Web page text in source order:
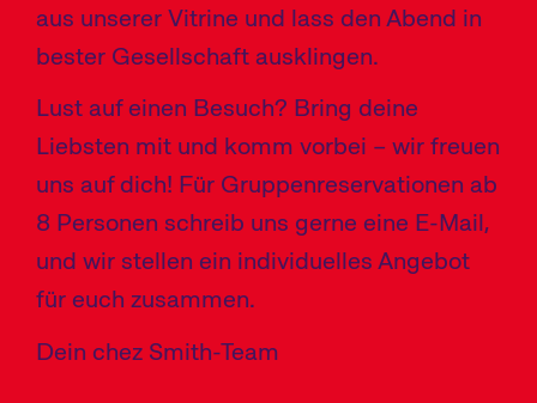
aus unserer Vitrine und lass den Abend in
bester Gesellschaft ausklingen.
Lust auf einen Besuch? Bring deine
Liebsten mit und komm vorbei – wir freuen
uns auf dich! Für Gruppenreservationen ab
8 Personen schreib uns gerne eine E-Mail,
und wir stellen ein individuelles Angebot
für euch zusammen.
Dein chez Smith-Team